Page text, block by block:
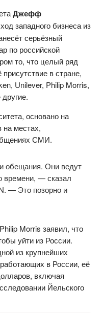
Джефф
западного бизнеса из
серьёзный
по российской
то, что целый ряд
в стране,
Unilever, Philip Morris,
основано на
на местах,
СМИ.
обещания. Они ведут
времени, — сказал
— Это позорно и
Morris заявил, что
уйти из России.
из крупнейших
в России, её
включая
Йельского